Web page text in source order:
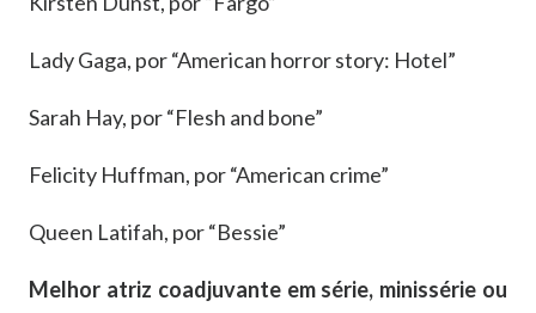
Lady Gaga, por “American horror story: Hotel”
Sarah Hay, por “Flesh and bone”
Felicity Huffman, por “American crime”
Queen Latifah, por “Bessie”
Melhor atriz coadjuvante em série, minissérie ou